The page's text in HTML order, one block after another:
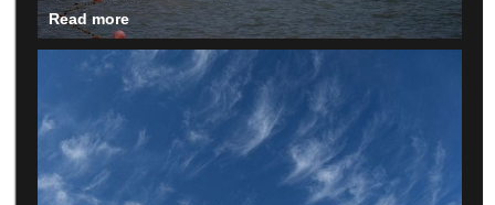
Read more